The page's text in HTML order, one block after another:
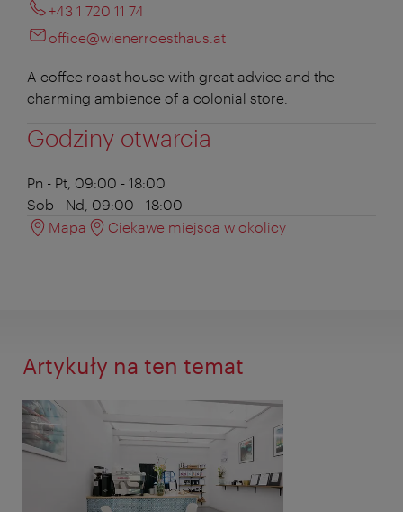
+43 1 720 11 74
office@wienerroesthaus.at
A coffee roast house with great advice and the
charming ambience of a colonial store.
Godziny otwarcia
Pn - Pt, 09:00 - 18:00
Sob - Nd, 09:00 - 18:00
Mapa
Ciekawe miejsca w okolicy
Artykuły na ten temat